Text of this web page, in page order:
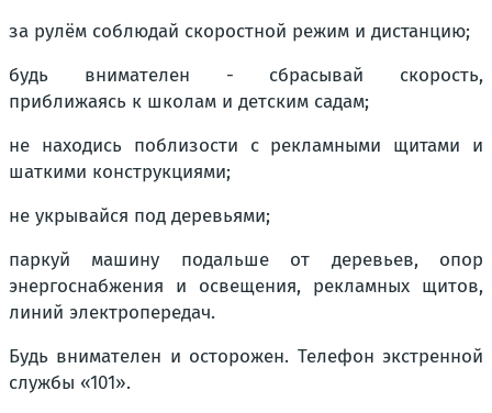
за рулём соблюдай скоростной режим и дистанцию;
будь внимателен - сбрасывай скорость,
приближаясь к школам и детским садам;
не находись поблизости с рекламными щитами и
шаткими конструкциями;
не укрывайся под деревьями;
паркуй машину подальше от деревьев, опор
энергоснабжения и освещения, рекламных щитов,
линий электропередач.
Будь внимателен и осторожен. Телефон экстренной
службы «101».